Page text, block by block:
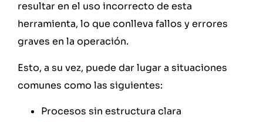
resultar en el uso incorrecto de esta
herramienta, lo que conlleva fallos y errores
graves en la operación.
Esto, a su vez, puede dar lugar a situaciones
comunes como las siguientes:
Procesos sin estructura clara